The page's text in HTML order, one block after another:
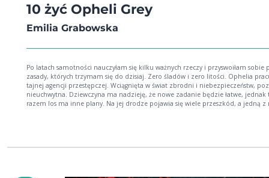
10 żyć Opheli Grey
Emilia Grabowska
Po latach samotności nauczyłam się kilku ważnych rzeczy i przyswoiłam sobie
zasady, których trzymam się do dzisiaj. Zero śladów i zero litości. Ophelia
tajnej agencji przestępczej. Wciągnięta w świat zbrodni i niebezpieczeństw,
nieuchwytna. Dziewczyna ma nadzieję, że nowe zadanie będzie łatwe, jednak
razem los ma inne plany. Na jej drodze pojawia się wiele przeszkód, a jedną z